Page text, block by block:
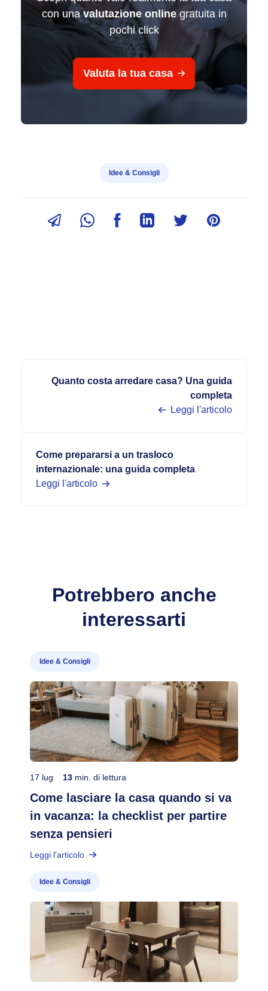
con una valutazione onlinegratuita in
pochi click
Valuta la tua casa
Idee & Consigli
Quanto costa arredare casa? Una guida
completa
Leggi l'articolo
Come prepararsi a un trasloco
internazionale: una guida completa
Leggi l'articolo
Potrebbero anche
interessarti
Idee & Consigli
17 lug 13 min. di lettura
Come lasciare la casa quando si va
in vacanza: la checklist per partire
senza pensieri
Leggi l'articolo
Idee & Consigli